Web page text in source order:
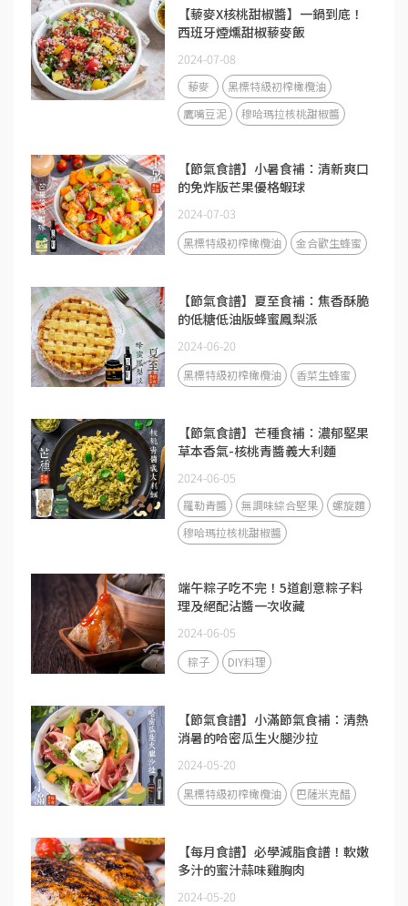
【藜麥X核桃甜椒醬】一鍋到底！
西班牙煙燻甜椒藜麥飯
2024-07-08
藜麥
黑標特級初榨橄欖油
鷹嘴豆泥
穆哈瑪拉核桃甜椒醬
【節氣食譜】小暑食補：清新爽口
的免炸版芒果優格蝦球
2024-07-03
黑標特級初榨橄欖油 金合歡生蜂蜜
【節氣食譜】夏至食補：焦香酥脆
的低糖低油版蜂蜜鳳梨派
2024-06-20
黑標特級初榨橄欖油 香菜生蜂蜜
【節氣食譜】芒種食補：濃郁堅果
草本香氣-核桃青醬義大利麵
2024-06-05
羅勒青醬 無調味綜合堅果
螺旋麵
穆哈瑪拉核桃甜椒醬
端午粽子吃不完！5道創意粽子料
理及絕配沾醬一次收藏
2024-06-05
粽子 DIY料理
【節氣食譜】小滿節氣食補：清熱
消暑的哈密瓜生火腿沙拉
2024-05-20
黑標特級初榨橄欖油 巴薩米克醋
【每月食譜】必學減脂食譜！軟嫩
多汁的蜜汁蒜味雞胸肉
2024-05-20